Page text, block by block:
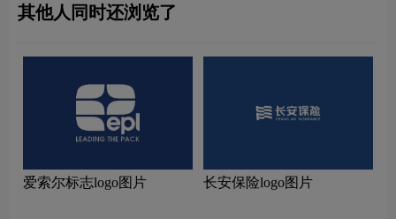
其他人同时还浏览了
爱索尔标志logo图片 长安保险logo图片